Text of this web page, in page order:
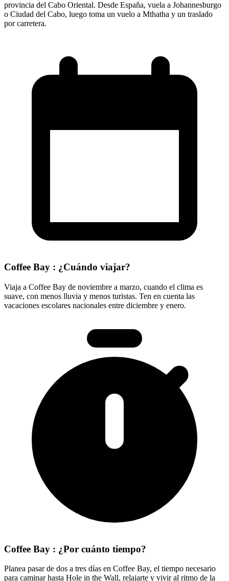
provincia del Cabo Oriental. Desde España, vuela a Johannesburgo
o Ciudad del Cabo, luego toma un vuelo a Mthatha y un traslado
por carretera.
Coffee Bay : ¿Cuándo viajar?
Viaja a Coffee Bay de noviembre a marzo, cuando el clima es
suave, con menos lluvia y menos turistas. Ten en cuenta las
vacaciones escolares nacionales entre diciembre y enero.
Coffee Bay : ¿Por cuánto tiempo?
Planea pasar de dos a tres días en Coffee Bay, el tiempo necesario
para caminar hasta Hole in the Wall, relajarte y vivir al ritmo de la